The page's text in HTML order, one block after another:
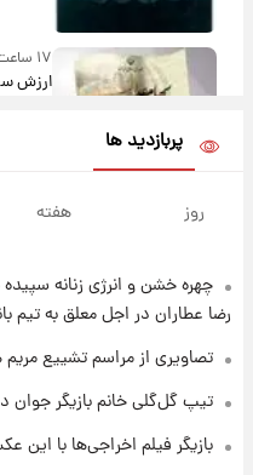
۱۷ ساعت پیش
نام
۲۲ ساعت پیش
زمان
۲۳ ساعت پیش
عکس /
پربازدید ها
روز هفته
چهره خشن و انرژی زنانه
رضا عطاران در اجل معلق به تیم
تصاویری از مراسم تشییع مریم
تیپ گل‌گلی خانم بازیگر
بازیگر فیلم اخراجی‌ها با